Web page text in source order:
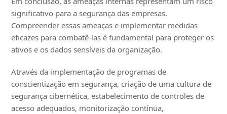
significativo para a segurança das empresas.
Compreender essas ameaças e implementar medidas
eficazes para combatê-las é fundamental para proteger os
ativos e os dados sensíveis da organização.
Através da implementação de programas de
conscientização em segurança, criação de uma cultura de
segurança cibernética, estabelecimento de controles de
acesso adequados, monitorização contínua,